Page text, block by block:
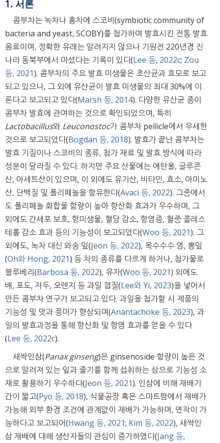
1. 서론
콤부차는 녹차나 홍차에 스코비(symbiotic community of
bacteria and yeast, SCOBY)를 첨가하여 발효시킨 전통 발효
음료이며, 정확한 유래는 알려지지 않으나 기원전 220년경 진
나라 동북부에서 마셨다는 기록이 있다(Lee 등, 2022c; Zou
등, 2021). 콤부차의 주요 발효 미생물은 초산균과 효모로 보고
되고 있으나, 그 외에 유산균이 발효 미생물의 최대 30%에 이
른다고 보고되고 있다(Marsh 등, 2014). 다양한 유산균 종이
콤부차 발효에 관여하는 것으로 확인되었으며, 특히
Lactobacillus와 Leuconostoc가 콤부차 pellicle에서 우세한
것으로 보고되었다(Bogdan 등, 2018). 발효가 끝난 콤부차는
발효 기질이나 스코비의 종류, 첨가 재료 및 발효 방식에 따라
성분이 달라질 수 있다. 하지만 주요 산물에는 에탄올, 글루콘
산, 아세트산이 있으며, 이 외에도 유기산, 비타민, 효소, 아미노
산, 단백질 및 폴리페놀을 함유한다(Avaci 등, 2022). 그중에서
도 폴리페놀 화합물 함량이 높아 항산화 효과가 우수하며, 그
외에도 간세포 보호, 항미생물, 혈당 감소, 항염증, 혈중 콜레스
테롤 감소 효과 등의 기능성이 보고되었다(Woo 등, 2021). 그
외에도, 녹차 대신 와송 잎(Jeon 등, 2022), 옥수수수 염, 뽕잎
(Oh와 Hong, 2021) 등 차의 종류를 다르게 하거나, 첨가물로
블루베리(Barbosa 등, 2022), 유자(Woo 등, 2021) 외에도
배, 포도, 자두, 오렌지 등 과일 껍질(Lee와 Yi, 2023)을 넣어서
만든 콤부차 연구가 보고되고 있다. 과일을 첨가할 시 제품의
기능성 및 맛과 풍미가 향상되며(Anantachoke 등, 2023), 과
일의 발효과정을 통해 항산화 및 항염 효과를 얻을 수 있다
(Lee 등, 2022c).
새싹인삼(Panax ginseng)은 ginsenoside 함량이 높은 것
으로 알려져 있는 잎과 줄기를 함께 섭취하는 삼으로 기능성 소
재로 활용하기 우수하다(Jeon 등, 2021). 인삼에 비해 재배기
간이 짧고(Pyo 등, 2018), 식물공장 혹은 스마트팜에서 재배가
가능해 외부 환경 조건에 관계없이 재배가 가능하며, 연작이 가
능하다고 보고되어(Hwang 등, 2021; Kim 등, 2022), 새싹인
삼 재배에 대해 생산자들의 관심이 증가하였다(Jang 등,